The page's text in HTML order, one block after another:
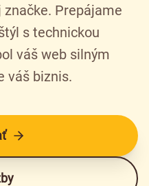
Prepájame
s technickou
váš web silným
váš biznis.